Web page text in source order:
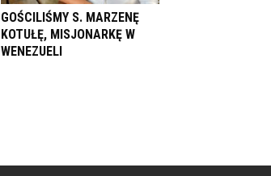
GOŚCILIŚMY S. MARZENĘ
KOTUŁĘ, MISJONARKĘ W
WENEZUELI